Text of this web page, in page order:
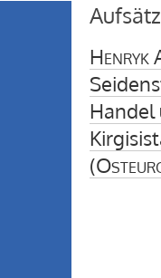
Henryk
Handel
(